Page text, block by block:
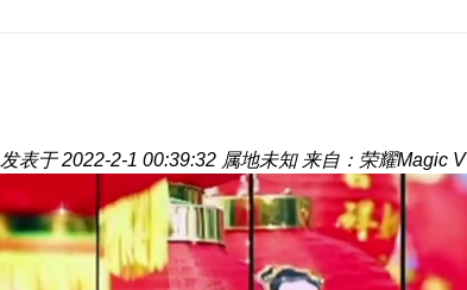
发表于 2022-2-1 00:39:32 属地未知 来自：荣耀Magic V